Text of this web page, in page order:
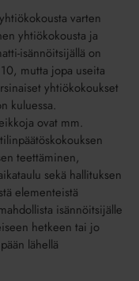
varten
yhtiökokousta ja
isännöitsijällä on
mutta jopa useita
yhtiökokoukset
kuluessa.
ovat mm.
teettäminen,
sekä hallituksen
elementeistä
isännöitsijälle
hetkeen tai jo
lähellä